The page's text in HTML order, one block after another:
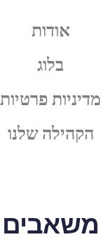
אודות
בלוג
מדיניות פרטיות
הקהילה שלנו
משאבים